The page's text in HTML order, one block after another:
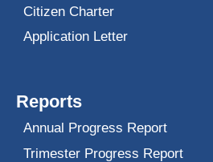
Citizen Charter
Application Letter
Reports
Annual Progress Report
Trimester Progress Report